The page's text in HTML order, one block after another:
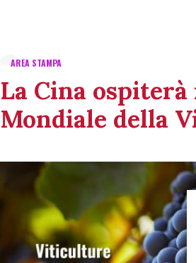
AREA STAMPA
La Cina ospiterà
Mondiale della